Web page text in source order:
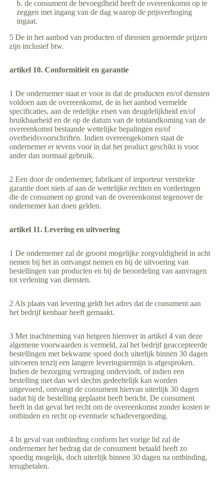
de consument de bevoegdheid heeft de overeenkomst op te
zeggen met ingang van de dag waarop de prijsverhoging
ingaat.
5 De in het aanbod van producten of diensten genoemde prijzen
zijn inclusief btw.
artikel 10. Conformitieit en garantie
1 De ondernemer staat er voor in dat de producten en/of diensten
voldoen aan de overeenkomst, de in het aanbod vermelde
specificaties, aan de redelijke eisen van deugdelijkheid en/of
bruikbaarheid en de op de datum van de totstandkoming van de
overeenkomst bestaande wettelijke bepalingen en/of
overheidsvoorschriften. Indien overeengekomen staat de
ondernemer er tevens voor in dat het product geschikt is voor
ander dan normaal gebruik.
2 Een door de ondernemer, fabrikant of importeur verstrekte
garantie doet niets af aan de wettelijke rechten en vorderingen
die de consument op grond van de overeenkomst tegenover de
ondernemer kan doen gelden.
artikel 11. Levering en uitvoering
1 De ondernemer zal de grootst mogelijke zorgvuldigheid in acht
nemen bij het in ontvangst nemen en bij de uitvoering van
bestellingen van producten en bij de beoordeling van aanvragen
tot verlening van diensten.
2 Als plaats van levering geldt het adres dat de consument aan
het bedrijf kenbaar heeft gemaakt.
3 Met inachtneming van hetgeen hierover in artikel 4 van deze
algemene voorwaarden is vermeld, zal het bedrijf geaccepteerde
bestellingen met bekwame spoed doch uiterlijk binnen 30 dagen
uitvoeren tenzij een langere leveringstermijn is afgesproken.
Indien de bezorging vertraging ondervindt, of indien een
bestelling niet dan wel slechts gedeeltelijk kan worden
uitgevoerd, ontvangt de consument hiervan uiterlijk 30 dagen
nadat hij de bestelling geplaatst heeft bericht. De consument
heeft in dat geval het recht om de overeenkomst zonder kosten te
ontbinden en recht op eventuele schadevergoeding.
4 In geval van ontbinding conform het vorige lid zal de
ondernemer het bedrag dat de consument betaald heeft zo
spoedig mogelijk, doch uiterlijk binnen 30 dagen na ontbinding,
terugbetalen.